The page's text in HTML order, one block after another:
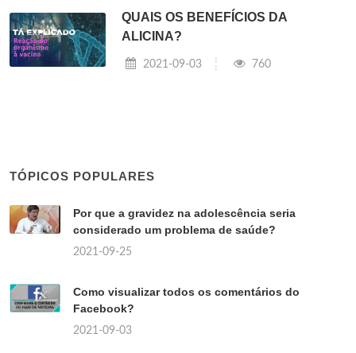
QUAIS OS BENEFÍCIOS DA
ALICINA?
2021-09-03 760
TÓPICOS POPULARES
Por que a gravidez na adolescência seria
considerado um problema de saúde?
2021-09-25
Como visualizar todos os comentários do
Facebook?
2021-09-03